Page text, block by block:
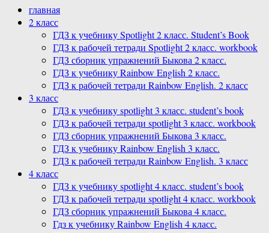
главная
2 класс
ГДЗ к учебнику Spotlight 2 класс. Student’s Book
ГДЗ к рабочей тетради Spotlight 2 класс. workbook
ГДЗ сборник упражнений Быкова 2 класс.
ГДЗ к учебнику Rainbow English 2 класс.
ГДЗ к рабочей тетради Rainbow English. 2 класс
3 класс
ГДЗ к учебнику spotlight 3 класс. student’s book
ГДЗ к рабочей тетради spotlight 3 класс. workbook
ГДЗ сборник упражнений Быкова 3 класс.
ГДЗ к учебнику Rainbow English 3 класс.
ГДЗ к рабочей тетради Rainbow English. 3 класс
4 класс
ГДЗ к учебнику spotlight 4 класс. student’s book
ГДЗ к рабочей тетради spotlight 4 класс. workbook
ГДЗ сборник упражнений Быкова 4 класс.
Гдз к учебнику Rainbow English 4 класс.